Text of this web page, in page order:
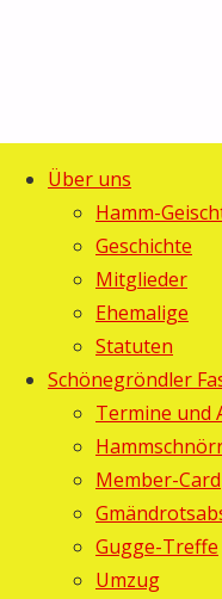
Über uns
Hamm-
Geschichte
Mitglieder
Ehemalige
Statuten
Schönegröndler
Termine und
Member-Card
Gugge-Treffe
Umzug
Start
Allgemein
Helferessen
Gebi 6. Mai
20076. Mai
2007
Allgemein
Endlich!
Das längst
überfällige